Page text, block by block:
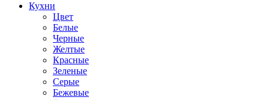
Кухни
Цвет
Белые
Черные
Желтые
Красные
Зеленые
Серые
Бежевые